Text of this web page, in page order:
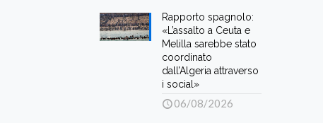
Rapporto spagnolo:
«L’assalto a Ceuta e
Melilla sarebbe stato
coordinato
dall’Algeria attraverso
i social»
06/08/2026